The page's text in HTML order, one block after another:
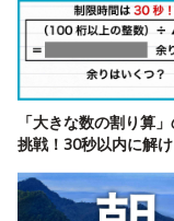
「大きな数の割り算
挑戦！30秒以内に解け